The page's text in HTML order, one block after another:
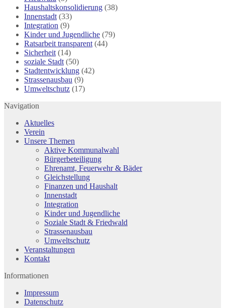
Haushaltskonsolidierung (38)
Innenstadt (33)
Integration (9)
Kinder und Jugendliche (79)
Ratsarbeit transparent (44)
Sicherheit (14)
soziale Stadt (50)
Stadtentwicklung (42)
Strassenausbau (9)
Umweltschutz (17)
Navigation
Aktuelles
Verein
Unsere Themen
Aktive Kommunalwahl
Bürgerbeteiligung
Ehrenamt, Feuerwehr & Bäder
Gleichstellung
Finanzen und Haushalt
Innenstadt
Integration
Kinder und Jugendliche
Soziale Stadt & Friedwald
Strassenausbau
Umweltschutz
Veranstaltungen
Kontakt
Informationen
Impressum
Datenschutz